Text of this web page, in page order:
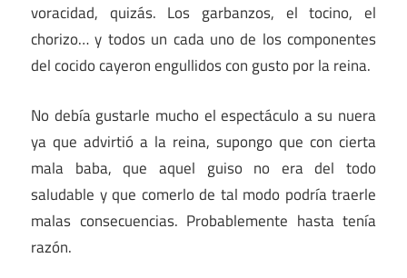
voracidad, quizás. Los garbanzos, el tocino, el
chorizo… y todos un cada uno de los componentes
del cocido cayeron engullidos con gusto por la reina.
No debía gustarle mucho el espectáculo a su nuera
ya que advirtió a la reina, supongo que con cierta
mala baba, que aquel guiso no era del todo
saludable y que comerlo de tal modo podría traerle
malas consecuencias. Probablemente hasta tenía
razón.